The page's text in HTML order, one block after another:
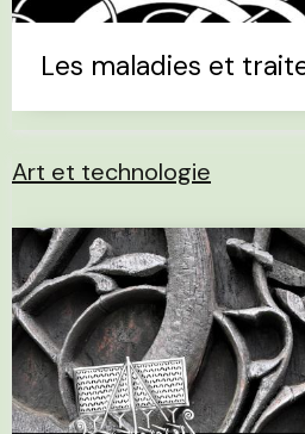
Les maladies et
Art et technologie